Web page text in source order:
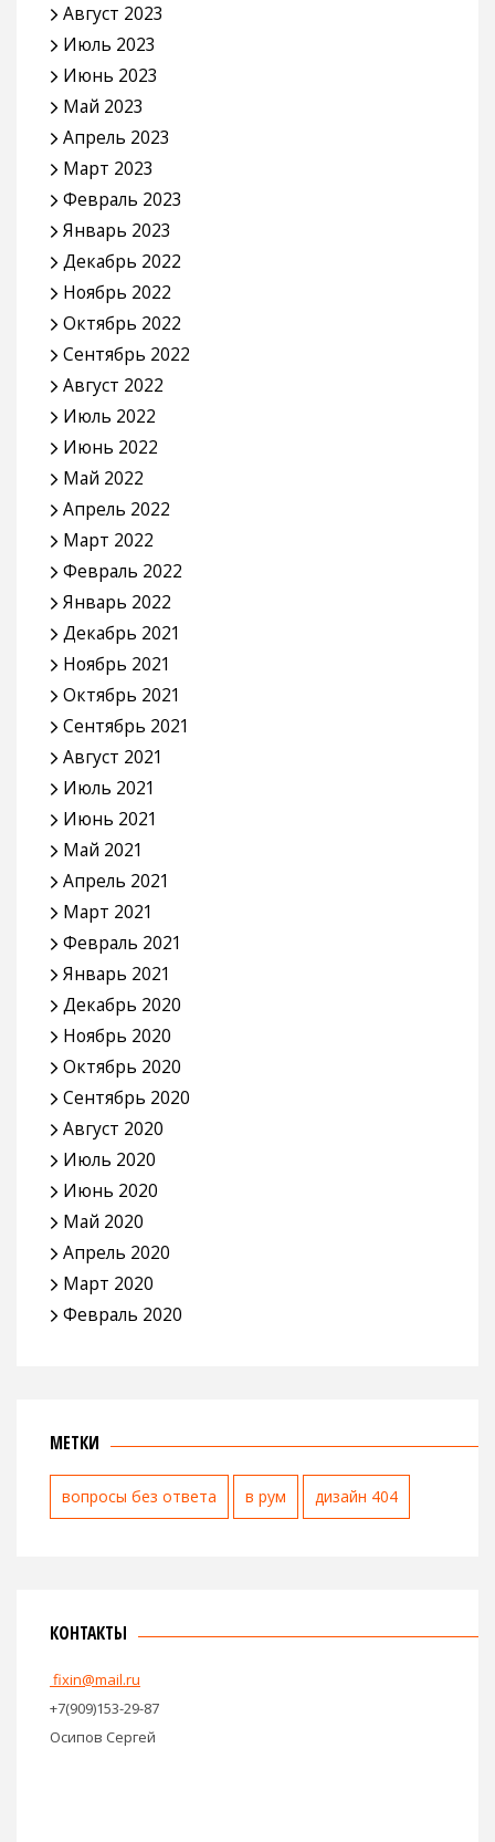
Август 2023
Июль 2023
Июнь 2023
Май 2023
Апрель 2023
Март 2023
Февраль 2023
Январь 2023
Декабрь 2022
Ноябрь 2022
Октябрь 2022
Сентябрь 2022
Август 2022
Июль 2022
Июнь 2022
Май 2022
Апрель 2022
Март 2022
Февраль 2022
Январь 2022
Декабрь 2021
Ноябрь 2021
Октябрь 2021
Сентябрь 2021
Август 2021
Июль 2021
Июнь 2021
Май 2021
Апрель 2021
Март 2021
Февраль 2021
Январь 2021
Декабрь 2020
Ноябрь 2020
Октябрь 2020
Сентябрь 2020
Август 2020
Июль 2020
Июнь 2020
Май 2020
Апрель 2020
Март 2020
Февраль 2020
МЕТКИ
вопросы без ответа в рум дизайн 404
КОНТАКТЫ
fixin@mail.ru
+7(909)153-29-87
Осипов Сергей